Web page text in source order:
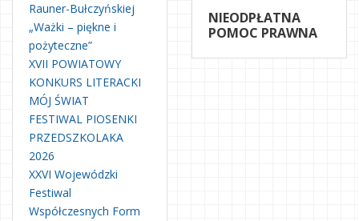
Rauner-Bułczyńskiej
„Ważki – piękne i
pożyteczne”
XVII POWIATOWY
KONKURS LITERACKI
MÓJ ŚWIAT
FESTIWAL PIOSENKI
PRZEDSZKOLAKA
2026
XXVI Wojewódzki
Festiwal
Współczesnych Form
NIEODPŁATNA
POMOC PRAWNA